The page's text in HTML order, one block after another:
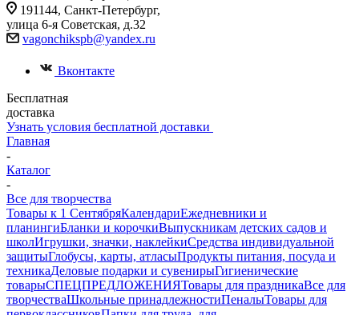
191144, Санкт-Петербург,
улица 6-я Советская, д.32
vagonchikspb@yandex.ru
Вконтакте
Бесплатная
доставка
Узнать условия бесплатной доставки
Главная
-
Каталог
-
Все для творчества
Товары к 1 СентябряКалендариЕжедневники и
планингиБланки и корочкиВыпускникам детских садов и
школИгрушки, значки, наклейкиСредства индивидуальной
защитыГлобусы, карты, атласыПродукты питания, посуда и
техникаДеловые подарки и сувенирыГигиенические
товарыСПЕЦПРЕДЛОЖЕНИЯТовары для праздникаВсе для
творчестваШкольные принадлежностиПеналыТовары для